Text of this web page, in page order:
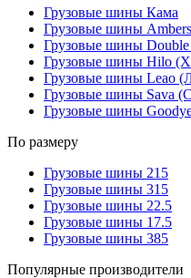
Грузовые шины Кама
Грузовые шины
Грузовые шины
Грузовые шины Hilo
Грузовые шины Leao
Грузовые шины Sava
Грузовые шины
По размеру
Грузовые шины 215
Грузовые шины 315
Грузовые шины 22.5
Грузовые шины 17.5
Грузовые шины 385
Популярные производители